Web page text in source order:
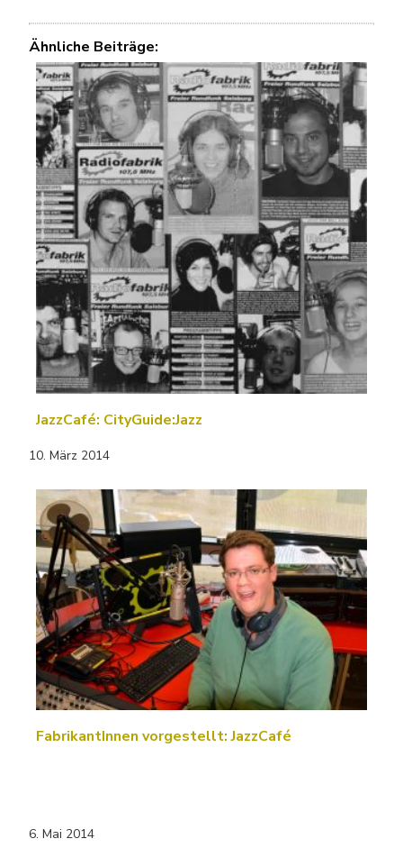
Ähnliche Beiträge:
JazzCafé: CityGuide:Jazz
10. März 2014
FabrikantInnen vorgestellt: JazzCafé
6. Mai 2014